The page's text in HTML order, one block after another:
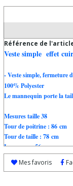
Référence de
Veste simple effet
- Veste simple, fermeture
100% Polyester
Le mannequin porte la
Mesures taille 38
Tour de poitrine : 86 cm
Tour de taille : 78 cm
Longueur : 56 cm
Les mesures peuvent
Mes favoris